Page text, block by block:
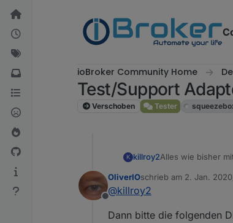
Weiter zum Inhalt
ioBroker Community Home
Test/Support
Verschoben Tester
K killroy2Alles wie bisher
Offline
OliverIOschrieb am 2. Jan.
zuletzt editiert von
@killroy2
Dann bitte die folgenden